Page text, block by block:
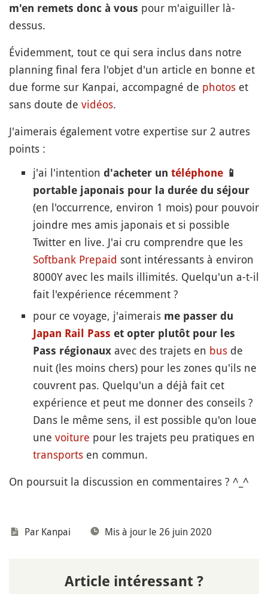
m'en remets donc à vous pour m'aiguiller là-
dessus.
Évidemment, tout ce qui sera inclus dans notre
planning final fera l'objet d'un article en bonne et
due forme sur Kanpai, accompagné de photos et
sans doute de vidéos.
J'aimerais également votre expertise sur 2 autres
points :
j'ai l'intention d'acheter un téléphone 📱
portable japonais pour la durée du séjour
(en l'occurrence, environ 1 mois) pour pouvoir
joindre mes amis japonais et si possible
Twitter en live. J'ai cru comprendre que les
Softbank Prepaid sont intéressants à environ
8000Y avec les mails illimités. Quelqu'un a-t-il
fait l'expérience récemment ?
pour ce voyage, j'aimerais me passer du
Japan Rail Pass et opter plutôt pour les
Pass régionaux avec des trajets en bus de
nuit (les moins chers) pour les zones qu'ils ne
couvrent pas. Quelqu'un a déjà fait cet
expérience et peut me donner des conseils ?
Dans le même sens, il est possible qu'on loue
une voiture pour les trajets peu pratiques en
transports en commun.
On poursuit la discussion en commentaires ? ^_^
Par Kanpai Mis à jour le 26 juin 2020
Article intéressant ?